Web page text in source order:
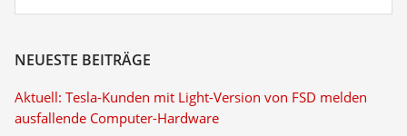
NEUESTE BEITRÄGE
Aktuell: Tesla-Kunden mit Light-Version von FSD melden
ausfallende Computer-Hardware